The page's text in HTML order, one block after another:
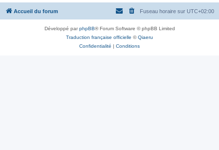
Accueil du forum Fuseau horaire sur UTC+02:00
Développé parphpBB® Forum Software © phpBB Limited
Traduction française officielle ©Qiaeru
Confidentialité | Conditions